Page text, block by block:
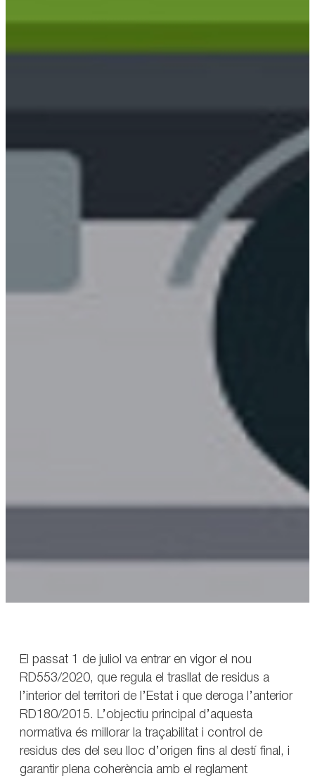
El passat 1 de juliol va entrar en vigor el nou
RD553/2020, que regula el trasllat de residus a
l’interior del territori de l’Estat i que deroga l’anterior
RD180/2015. L’objectiu principal d’aquesta
normativa és millorar la traçabilitat i control de
residus des del seu lloc d’origen fins al destí final, i
garantir plena coherència amb el reglament